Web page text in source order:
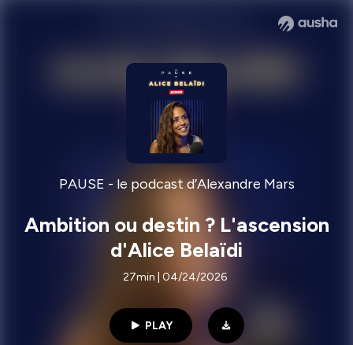
PAUSE - le podcast d’Alexandre Mars
Ambition ou destin ? L'ascension
d'Alice Belaïdi
27min | 04/24/2026
PLAY